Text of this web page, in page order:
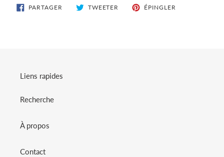
PARTAGER PARTAGERTWEETER TWEETERÉPINGLER
Liens rapides
Recherche
À propos
Contact